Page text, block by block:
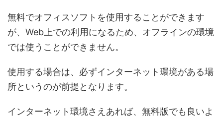
無料でオフィスソフトを使用することができます
が、Web上での利用になるため、オフラインの環境
では使うことができません。
使用する場合は、必ずインターネット環境がある場
所というのが前提となります。
インターネット環境さえあれば、無料版でも良いよ